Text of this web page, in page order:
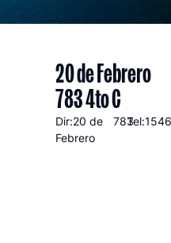
20 de Febrero
783 4to C
Dir:20 de
Febrero
783